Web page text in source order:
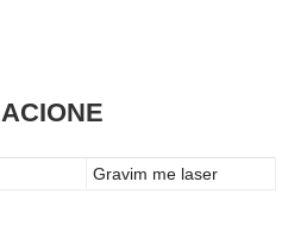
Gravim me laser